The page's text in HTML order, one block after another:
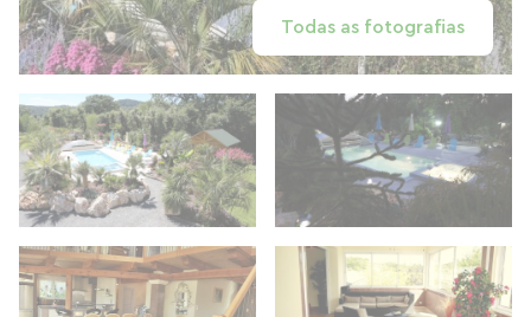
Todas as fotografias